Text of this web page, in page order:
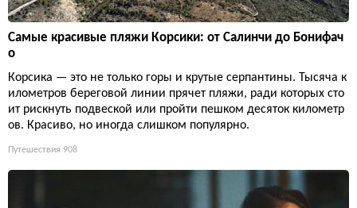
Самые красивые пляжи Корсики: от Салинчи до Бонифач
о
Корсика — это не только горы и крутые серпантины. Тысяча к
илометров береговой линии прячет пляжи, ради которых сто
ит рискнуть подвеской или пройти пешком десяток километр
ов. Красиво, но иногда слишком популярно.
Путешествия 908